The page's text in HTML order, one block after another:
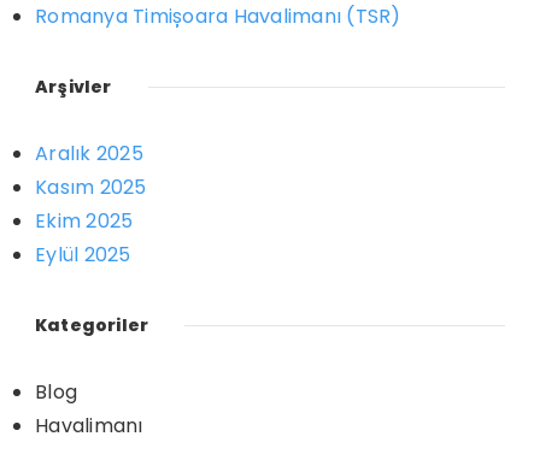
Romanya Timișoara Havalimanı (TSR)
Arşivler
Aralık 2025
Kasım 2025
Ekim 2025
Eylül 2025
Kategoriler
Blog
Havalimanı